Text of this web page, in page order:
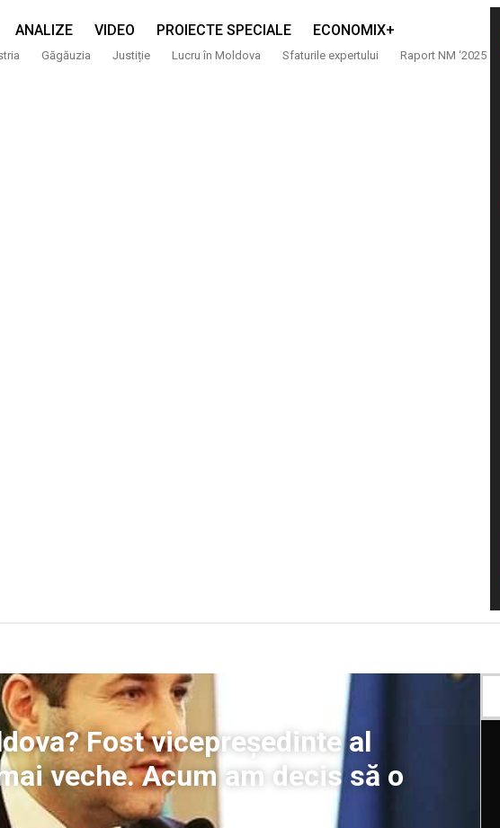
ANALIZE VIDEO PROIECTE SPECIALE ECONOMIX+
Găgăuzia Justiție Lucru în Moldova Sfaturile expertului Raport NM ‘2025
Fost vicepreședinte al
veche. Acum am decis să o